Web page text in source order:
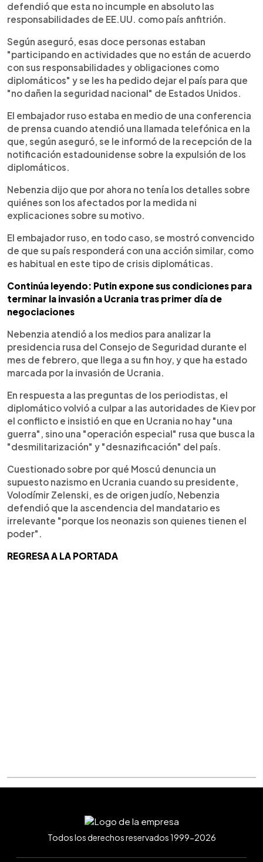
defendió que esta no incumple en absoluto las
responsabilidades de EE.UU. como país anfitrión.
Según aseguró, esas doce personas estaban
"participando en actividades que no están de acuerdo
con sus responsabilidades y obligaciones como
diplomáticos" y se les ha pedido dejar el país para que
"no dañen la seguridad nacional" de Estados Unidos.
El embajador ruso estaba en medio de una conferencia
de prensa cuando atendió una llamada telefónica en la
que, según aseguró, se le informó de la recepción de la
notificación estadounidense sobre la expulsión de los
diplomáticos.
Nebenzia dijo que por ahora no tenía los detalles sobre
quiénes son los afectados por la medida ni
explicaciones sobre su motivo.
El embajador ruso, en todo caso, se mostró convencido
de que su país responderá con una acción similar, como
es habitual en este tipo de crisis diplomáticas.
Continúa leyendo: Putin expone sus condiciones para
terminar la invasión a Ucrania tras primer día de
negociaciones
Nebenzia atendió a los medios para analizar la
presidencia rusa del Consejo de Seguridad durante el
mes de febrero, que llega a su fin hoy, y que ha estado
marcada por la invasión de Ucrania.
En respuesta a las preguntas de los periodistas, el
diplomático volvió a culpar a las autoridades de Kiev por
el conflicto e insistió en que en Ucrania no hay "una
guerra", sino una "operación especial" rusa que busca la
"desmilitarización" y "desnazificación" del país.
Cuestionado sobre por qué Moscú denuncia un
supuesto nazismo en Ucrania cuando su presidente,
Volodímir Zelenski, es de origen judío, Nebenzia
defendió que la ascendencia del mandatario es
irrelevante "porque los neonazis son quienes tienen el
poder".
REGRESA A LA PORTADA
Todos los derechos reservados 1999-2026